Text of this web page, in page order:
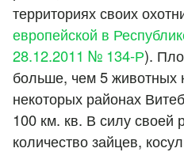
территориях своих
европейской в
28.12.2011 № 134-Р).
больше, чем 5 животных
некоторых районах
100 км. кв. В силу своей
количество зайцев,